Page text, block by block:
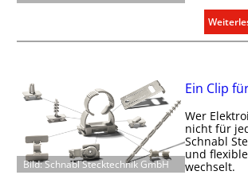
Bild: Schnabl Stecktechnik GmbH
Ein Clip
Wer
nicht für
Schnabl
und
wechselt.